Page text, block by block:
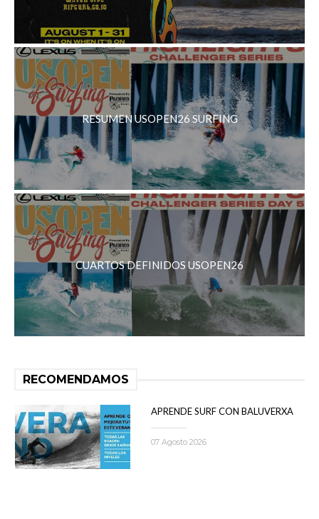
RESUMEN USOPEN26 SURFING
CUARTOS DEFINIDOS USOPEN26
RECOMENDAMOS
APRENDE SURF CON BALUVERXA
07 Agosto 2026